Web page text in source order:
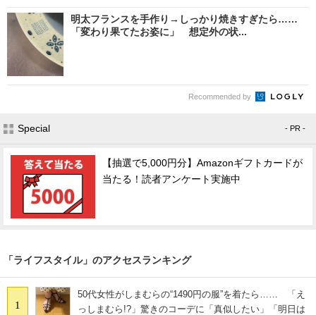
明太フランスを手作り→しっかり焼きすぎたら……
「変わり果てたお姿に」 想定外の状...
Recommended by
Special - PR -
【抽選で5,000円分】Amazonギフトカードが
当たる！読者アンケート実施中
「ライフスタイル」のアクセスランキング
1
50代女性がしまむらの“1490円の服”を着たら…… 「え
っしまむら!?」驚きのコーデに「真似したい」「明日は